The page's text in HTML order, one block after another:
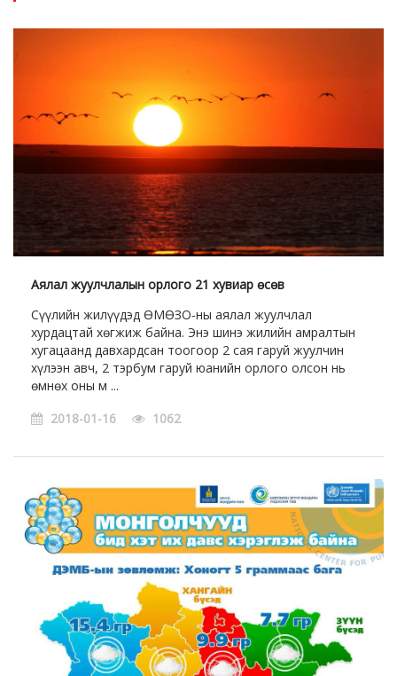
Аялал жуулчлалын орлого 21 хувиар өсөв
Сүүлийн жилүүдэд ӨМӨЗО-ны аялал жуулчлал
хурдацтай хөгжиж байна. Энэ шинэ жилийн амралтын
хугацаанд давхардсан тоогоор 2 сая гаруй жуулчин
хүлээн авч, 2 тэрбум гаруй юанийн орлого олсон нь
өмнөх оны м ...
2018-01-16
1062